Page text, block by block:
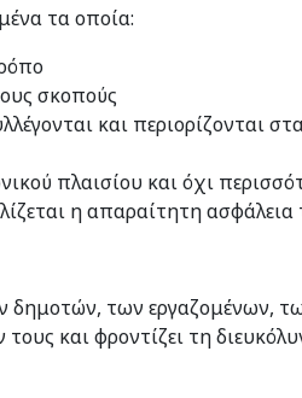
τα οποία:
σκοπούς
και περιορίζονται
πλαισίου και όχι
η απαραίτητη
δημοτών, των εργαζομένων,
και φροντίζει τη